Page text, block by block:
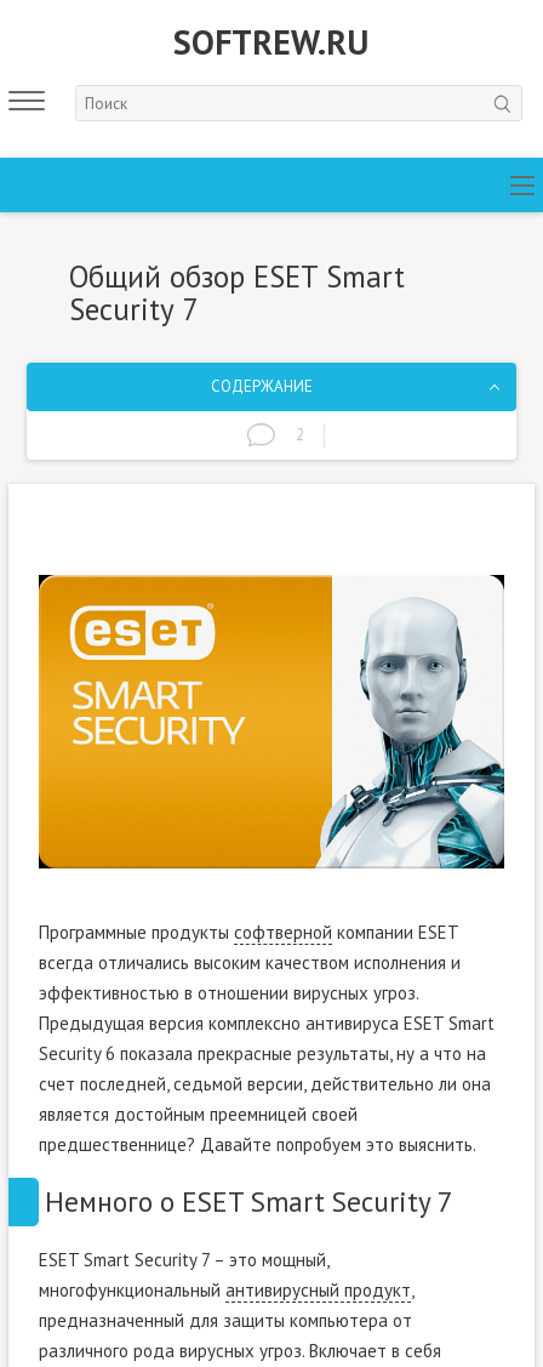
SOFTREW.RU
Общий обзор ESET Smart
Security 7
СОДЕРЖАНИЕ
2
Программные продукты софтверной компании ESET
всегда отличались высоким качеством исполнения и
эффективностью в отношении вирусных угроз.
Предыдущая версия комплексно антивируса ESET Smart
Security 6 показала прекрасные результаты, ну а что на
счет последней, седьмой версии, действительно ли она
является достойным преемницей своей
предшественнице? Давайте попробуем это выяснить.
Немного о ESET Smart Security 7
ESET Smart Security 7 – это мощный,
многофункциональный антивирусный продукт,
предназначенный для защиты компьютера от
различного рода вирусных угроз. Включает в себя